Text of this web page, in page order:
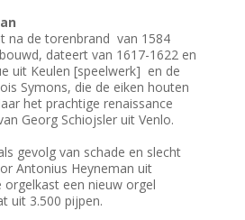
na de torenbrand van 1584
dateert van 1617-1622 en
uit Keulen [speelwerk] en de
Symons, die de eiken houten
het prachtige renaissance
Georg Schiojsler uit Venlo.
gevolg van schade en slecht
Antonius Heyneman uit
een nieuw orgel
uit 3.500 pijpen.